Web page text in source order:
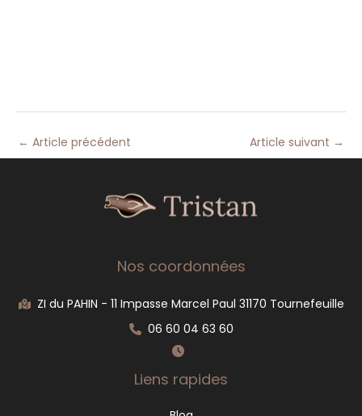
← Article précédent Article suivant →
Nos coordonnées
ZI du PAHIN - 11 Impasse Marcel Paul 31170 Tournefeuille
06 60 04 63 60
Liens rapides